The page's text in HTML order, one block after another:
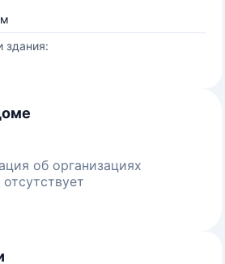
здания:
об организациях
отсутствует